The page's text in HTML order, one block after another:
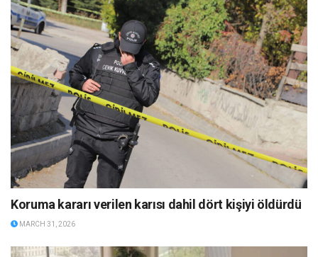
Koruma kararı verilen karısı dahil dört kişiyi öldürdü
MARCH 31, 2026